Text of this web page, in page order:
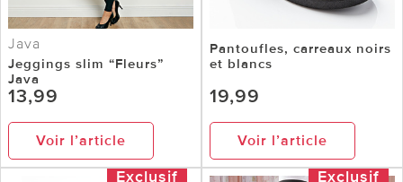
Java
Jeggings slim “Fleurs”
Java
13,99
Voir l’article
Pantoufles, carreaux noirs
et blancs
19,99
Voir l’article
Exclusif Exclusif